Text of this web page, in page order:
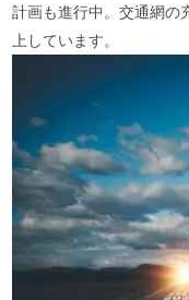
計画も進行中。交通網の
上しています。